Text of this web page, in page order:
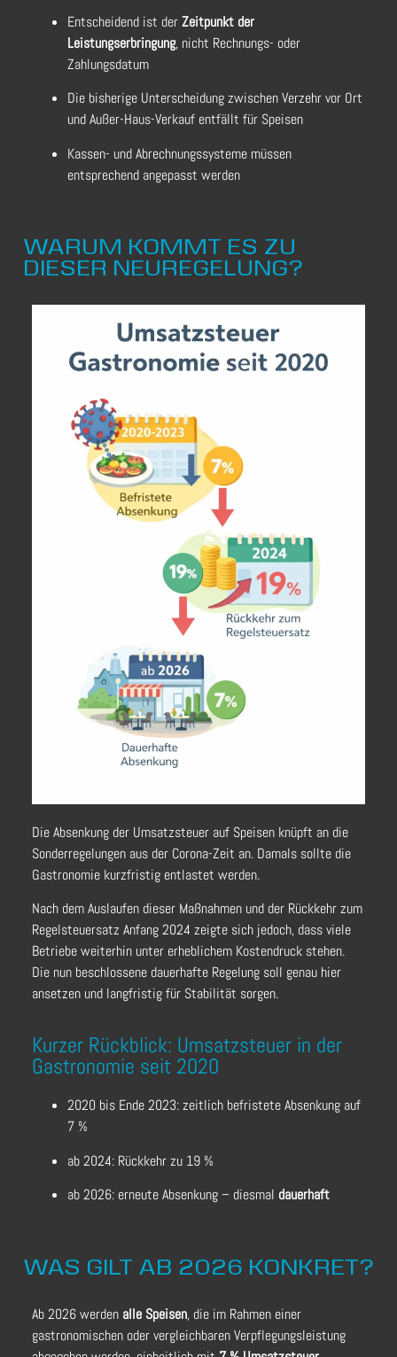
Entscheidend ist derZeitpunkt der
Leistungserbringung, nicht Rechnungs- oder
Zahlungsdatum
Die bisherige Unterscheidung zwischen Verzehr vor Ort
und Außer-Haus-Verkauf entfällt für Speisen
Kassen- und Abrechnungssysteme müssen
entsprechend angepasst werden
WARUM KOMMT ES ZU
DIESER NEUREGELUNG?
Die Absenkung der Umsatzsteuer auf Speisen knüpft an die
Sonderregelungen aus der Corona-Zeit an. Damals sollte die
Gastronomie kurzfristig entlastet werden.
Nach dem Auslaufen dieser Maßnahmen und der Rückkehr zum
Regelsteuersatz Anfang 2024 zeigte sich jedoch, dass viele
Betriebe weiterhin unter erheblichem Kostendruck stehen.
Die nun beschlossene dauerhafte Regelung soll genau hier
ansetzen und langfristig für Stabilität sorgen.
Kurzer Rückblick: Umsatzsteuer in der
Gastronomie seit 2020
2020 bis Ende 2023: zeitlich befristete Absenkung auf
7 %
ab 2024: Rückkehr zu 19 %
ab 2026: erneute Absenkung – diesmal dauerhaft
WAS GILT AB 2026 KONKRET?
Ab 2026 werden alle Speisen, die im Rahmen einer
gastronomischen oder vergleichbaren Verpflegungsleistung